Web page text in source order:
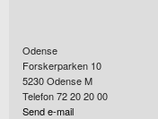
Odense
Forskerparken 10
5230Odense M
Telefon 72 20 20 00
Send e-mail